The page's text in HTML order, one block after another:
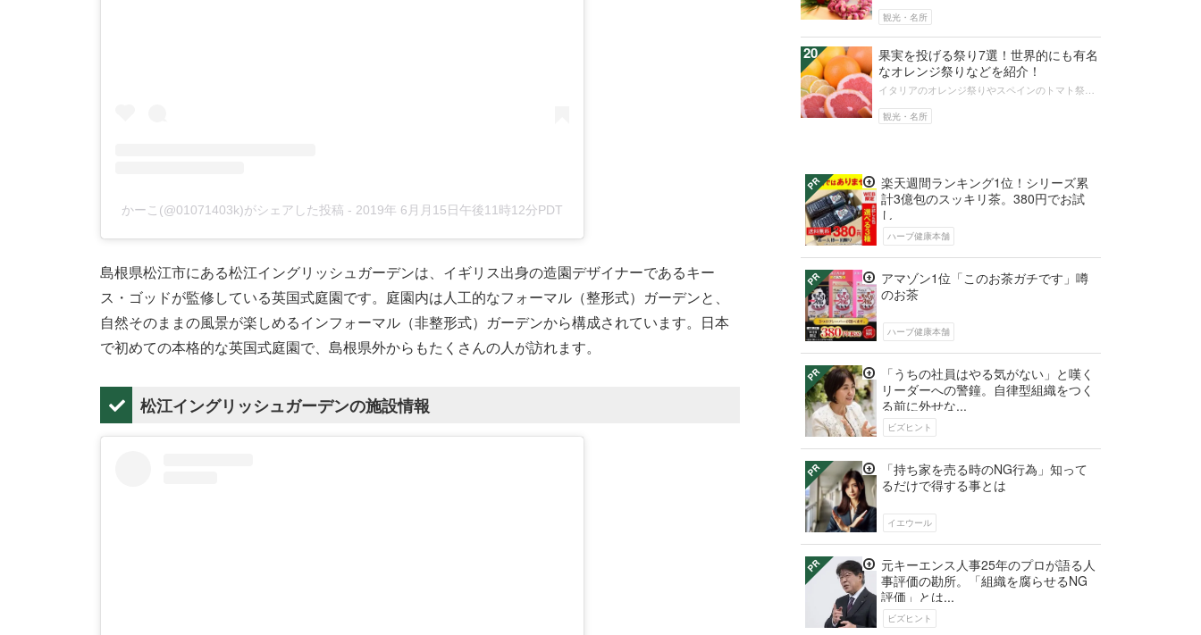
かーこ(@01071403k)がシェアした投稿 - 2019年 6月月15日午後11時12分PDT
島根県松江市にある松江イングリッシュガーデンは、イギリス出身の造園デザイナーであるキー
ス・ゴッドが監修している英国式庭園です。庭園内は人工的なフォーマル（整形式）ガーデンと、
自然そのままの風景が楽しめるインフォーマル（非整形式）ガーデンから構成されています。日本
で初めての本格的な英国式庭園で、島根県外からもたくさんの人が訪れます。
松江イングリッシュガーデンの施設情報
観光・名所
イですが、装飾品としてだけではなく...
20
観光・名所
果実を投げる祭り7選！世界的にも有名
なオレンジ祭りなどを紹介！
イタリアのオレンジ祭りやスペインのトマト祭り
して珍しいものではありません。日本...
楽天週間ランキング1位！シリーズ累
計3億包のスッキリ茶。380円でお試
し
ハーブ健康本舗
アマゾン1位「このお茶ガチです」噂
のお茶
ハーブ健康本舗
「うちの社員はやる気がない」と嘆く
リーダーへの警鐘。自律型組織をつく
る前に外せな...
ビズヒント
「持ち家を売る時のNG行為」知って
るだけで得する事とは
イエウール
元キーエンス人事25年のプロが語る人
事評価の勘所。「組織を腐らせるNG
評価」とは...
ビズヒント